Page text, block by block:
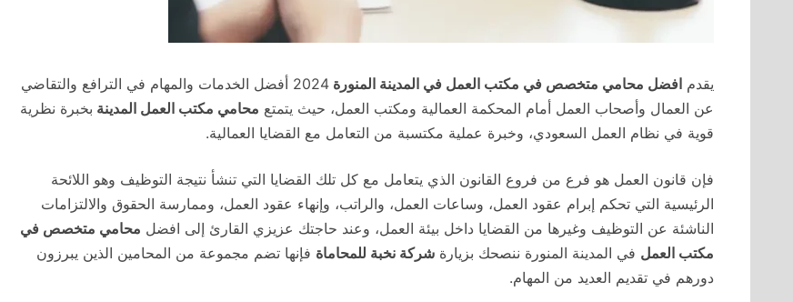
يقدم افضل محامي متخصص في مكتب العمل في المدينة المنورة
2024 أفضل الخدمات والمهام في الترافع والتقاضي
عن العمال وأصحاب العمل أمام المحكمة العمالية ومكتب العمل، حيث يتمتع محامي مكتب العمل المدينة بخبرة نظرية
قوية في نظام العمل السعودي، وخبرة عملية مكتسبة من التعامل مع القضايا العمالية.
فإن قانون العمل هو فرع من فروع القانون الذي يتعامل مع كل تلك القضايا التي تنشأ نتيجة التوظيف وهو اللائحة
الرئيسية التي تحكم إبرام عقود العمل، وساعات العمل، والراتب، وإنهاء عقود العمل، وممارسة الحقوق والالتزامات
الناشئة عن التوظيف وغيرها من القضايا داخل بيئة العمل، وعند حاجتك عزيزي القارئ إلى افضل محامي متخصص في
مكتب العمل في المدينة المنورة ننصحك بزيارة شركة نخبة للمحاماة فإنها تضم مجموعة من المحامين الذين يبرزون
دورهم في تقديم العديد من المهام.